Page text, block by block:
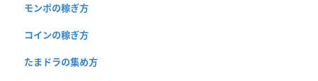
モンポの稼ぎ方
コインの稼ぎ方
たまドラの集め方